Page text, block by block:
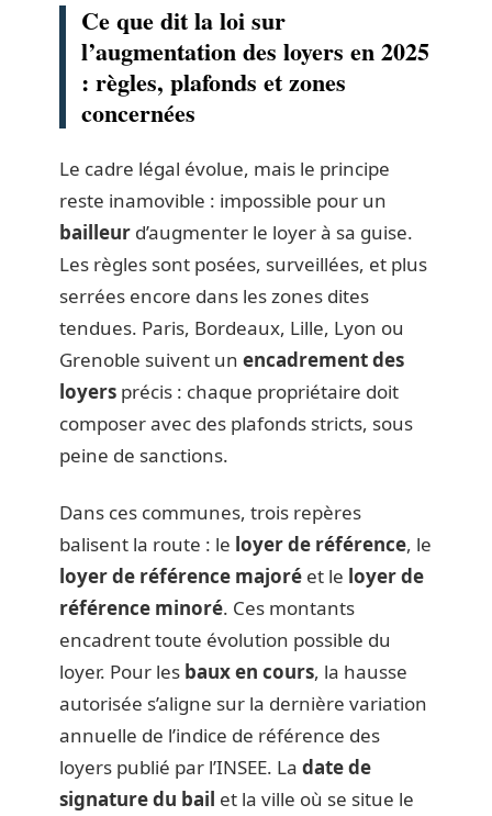
Ce que dit la loi sur
l’augmentation des loyers en 2025
: règles, plafonds et zones
concernées
Le cadre légal évolue, mais le principe
reste inamovible : impossible pour un
bailleur d’augmenter le loyer à sa guise.
Les règles sont posées, surveillées, et plus
serrées encore dans les zones dites
tendues. Paris, Bordeaux, Lille, Lyon ou
Grenoble suivent un encadrement des
loyers précis : chaque propriétaire doit
composer avec des plafonds stricts, sous
peine de sanctions.
Dans ces communes, trois repères
balisent la route : le loyer de référence, le
loyer de référence majoré et le loyer de
référence minoré. Ces montants
encadrent toute évolution possible du
loyer. Pour les baux en cours, la hausse
autorisée s’aligne sur la dernière variation
annuelle de l’indice de référence des
loyers publié par l’INSEE. La date de
signature du bail et la ville où se situe le